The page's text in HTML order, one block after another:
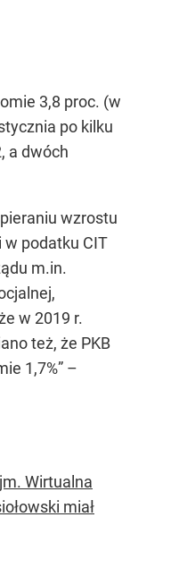
3,8 proc. (w
po kilku
a dwóch
wzrostu
w podatku CIT
m.in.
w 2019 r.
też, że PKB
1,7%” –
Wirtualna
miał